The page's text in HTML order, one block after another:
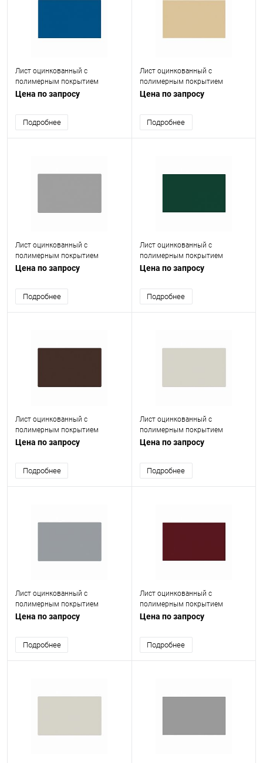
Лист оцинкованный с
полимерным покрытием
(окрашенный) 1 мм RAL 5005
Цена по запросу
Подробнее
Лист оцинкованный с
полимерным покрытием
(окрашенный) 1 мм RAL 1014
Цена по запросу
Подробнее
Лист оцинкованный с
полимерным покрытием
(окрашенный) 0.7 мм RAL 9006
Цена по запросу
Подробнее
Лист оцинкованный с
полимерным покрытием
(окрашенный) 0.7 мм RAL 6005
Цена по запросу
Подробнее
Лист оцинкованный с
полимерным покрытием
(окрашенный) 0.5 мм RAL 8017
Цена по запросу
Подробнее
Лист оцинкованный с
полимерным покрытием
(окрашенный) 0.45 мм RAL 9002
Цена по запросу
Подробнее
Лист оцинкованный с
полимерным покрытием
(окрашенный) 1.2 мм RAL 7040
Цена по запросу
Подробнее
Лист оцинкованный с
полимерным покрытием
(окрашенный) 0.9 мм RAL 3005
Цена по запросу
Подробнее